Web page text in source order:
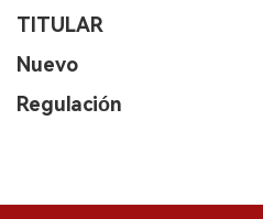
TITULAR
Nuevo
Regulación